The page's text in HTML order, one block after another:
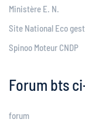
Ministère E. N.
Site National Eco
Spinoo Moteur CNDP
Forum bts
forum